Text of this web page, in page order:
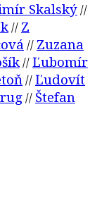
Skalský//
// Z
// Zuzana
//Ľubomír
//Ľudovít
// Štefan